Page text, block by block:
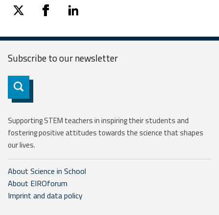
twitter facebooklinkedin
Subscribe to ournewsletter
Subscribe
Supporting STEM teachers in inspiring their students and
fostering positive attitudes towards the science that shapes
our lives.
About Science in School
About EIROforum
Imprint and data policy